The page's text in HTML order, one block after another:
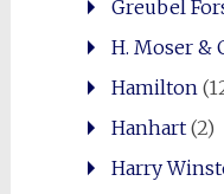
Greubel
H. Moser &
Hamilton
Hanhart(2)
Harry